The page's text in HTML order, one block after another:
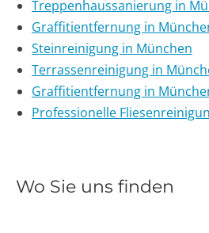
Treppenhaussanierung in
Graffitientfernung in
Steinreinigung in München
Terrassenreinigung in
Graffitientfernung in
Professionelle
Wo Sie uns finden